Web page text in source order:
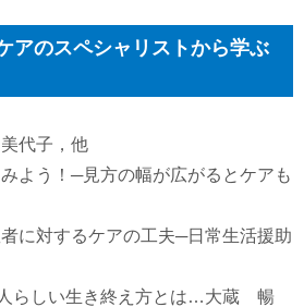
アのスペシャリストから学ぶ
代子，他
よう！─見方の幅が広がるとケアも
に対するケアの工夫─日常生活援助
らしい生き終え方とは…大蔵 暢